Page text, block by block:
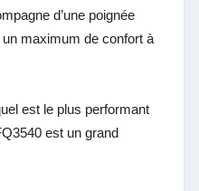
d’une poignée
maximum de confort à
est le plus performant
est un grand